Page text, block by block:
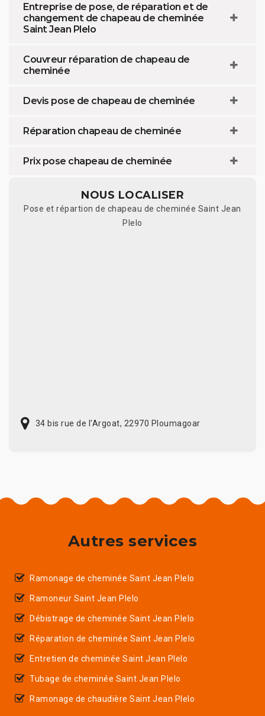
Entreprise de pose, de réparation et de
changement de chapeau de cheminée
Saint Jean Plelo
Couvreur réparation de chapeau de
cheminée
Devis pose de chapeau de cheminée
Réparation chapeau de cheminée
Prix pose chapeau de cheminée
NOUS LOCALISER
Pose et répartion de chapeau de cheminée Saint Jean
Plelo
34 bis rue de l'Argoat, 22970 Ploumagoar
Autres services
Ramonage de cheminée Saint Jean Plelo
Ramoneur Saint Jean Plelo
Débistrage de cheminée Saint Jean Plelo
Réparation de cheminée Saint Jean Plelo
Entretien de cheminée Saint Jean Plelo
Tubage de cheminée Saint Jean Plelo
Ramonage de chaudière Saint Jean Plelo